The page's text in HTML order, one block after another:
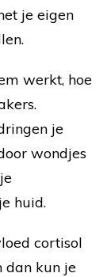
je eigen
werkt, hoe
je
wondjes
huid.
cortisol
dan kun je